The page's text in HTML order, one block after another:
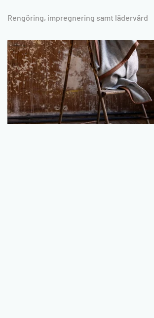
Rengöring, impregnering samt lädervård